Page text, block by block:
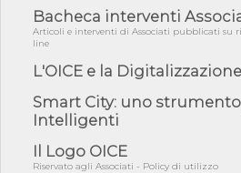
05/08/26 - Anac: pubblicata la
2 s...
05/08/26 - SAVE THE DATE:
Professioni ...
05/08/26 - Successo OICE per il
di Reg...
05/08/26 - Lettera OICE per il bando
Campa...
Bacheca interventi
Articoli e interventi di Associati pubblicati su
line
L'OICE e la
Smart City: uno
Intelligenti
Il Logo OICE
Riservato agli Associati - Policy di utilizzo